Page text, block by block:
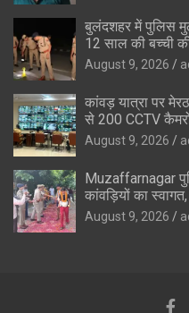
बुलंदशहर में पुलिस
12 साल की बच्ची
August 9, 2026
कांवड़ यात्रा पर
से 200 CCTV कैमरों
August 9, 2026
Muzaffarnagar
कांवड़ियों का
August 9, 2026